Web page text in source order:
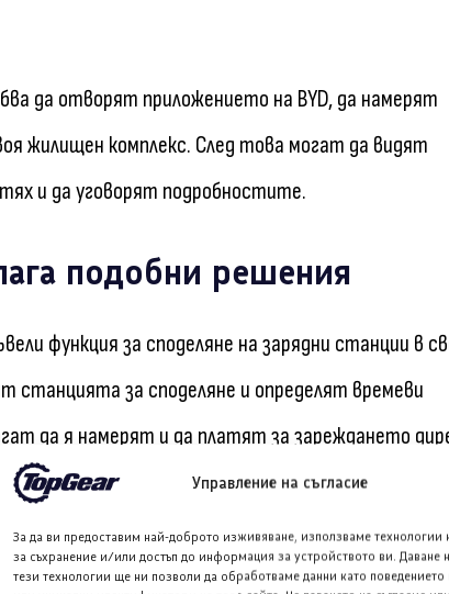
Управление на съгласие
За да ви предоставим най-доброто изживяване, използваме технологии
за съхранение и/или достъп до информация за устройството ви. Даване
тези технологии ще ни позволи да обработваме данни като
да отворят приложението на BYD, да намерят
жилищен комплекс. След това могат да видят
и да уговорят подробностите.
подобни решения
функция за споделяне на зарядни станции в
станцията за споделяне и определят времеви
да я намерят и да платят за зареждането
Xpeng споделя, че е задал различни цени на